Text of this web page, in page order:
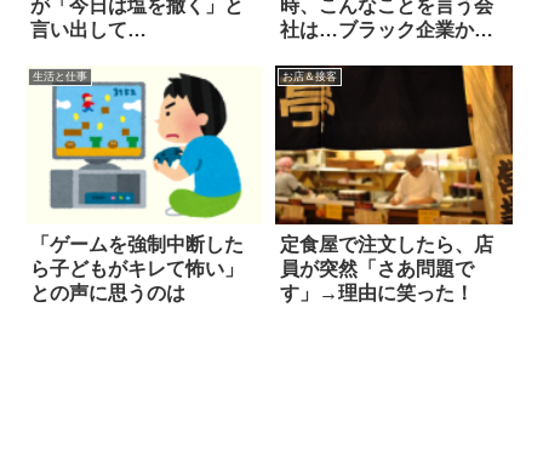
が「今日は塩を撒く」と
言い出して…
時、こんなことを言う会
社は…ブラック企業か
生活と仕事
「ゲームを強制中断した
ら子どもがキレて怖い」
との声に思うのは
お店＆接客
定食屋で注文したら、店
員が突然「さあ問題で
す」→理由に笑った！